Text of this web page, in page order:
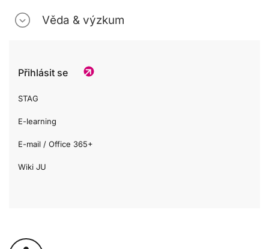
Věda & výzkum
Přihlásit se
STAG
E-learning
E-mail / Office 365+
Wiki JU